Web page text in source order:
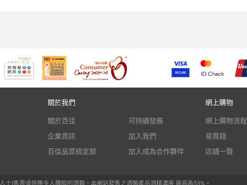
關於我們
關於百佳
企業資訊
百佳品質檢定部
可持續發展
加入我們
加入成為合作夥伴
網上購物
網上購物流程
易賞錢
店鋪一覽
)售賣或供應令人醺醉的酒類。本網站發售之酒類產品酒精濃度 最高為53%。